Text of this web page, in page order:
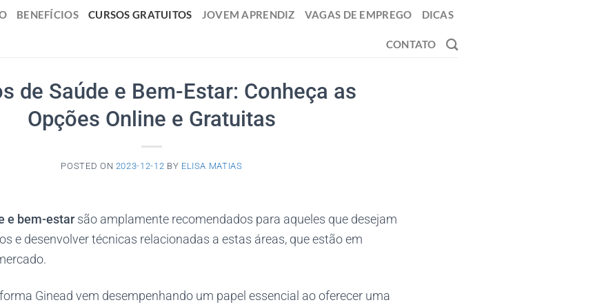
BENEFÍCIOS CURSOS GRATUITOS JOVEM APRENDIZ VAGAS DE EMPREGO DICAS
CONTATO
de Saúde e Bem-Estar: Conheça as
Opções Online e Gratuitas
POSTED ON 2023-12-12 BY ELISA MATIAS
e bem-estar são amplamente recomendados para aqueles que desejam
e desenvolver técnicas relacionadas a estas áreas, que estão em
Ginead vem desempenhando um papel essencial ao oferecer uma